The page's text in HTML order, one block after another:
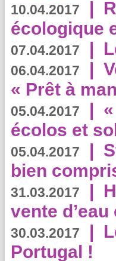
10.04.2017 |
écologique
07.04.2017 |
06.04.2017 |
« Prêt à
05.04.2017 |
écolos et
05.04.2017 |
bien
31.03.2017 |
vente
30.03.2017 |
Portugal !